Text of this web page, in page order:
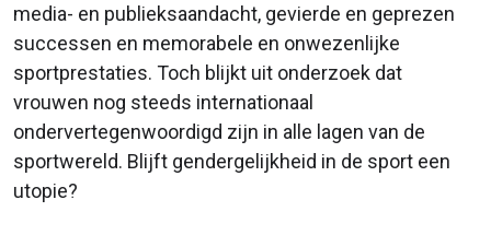
media- en publieksaandacht, gevierde en geprezen
successen en memorabele en onwezenlijke
sportprestaties. Toch blijkt uit onderzoek dat
vrouwen nog steeds internationaal
ondervertegenwoordigd zijn in alle lagen van de
sportwereld. Blijft gendergelijkheid in de sport een
utopie?